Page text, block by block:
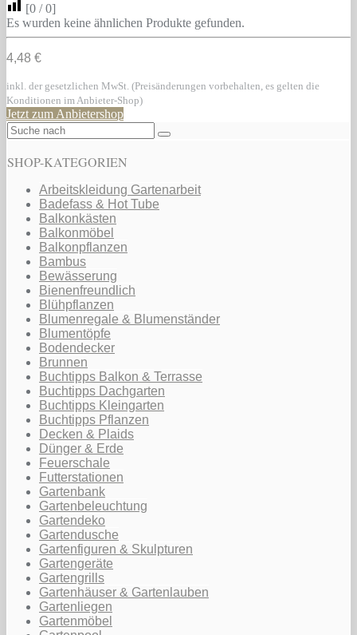
[0 /0]
Es wurden keine ähnlichen Produkte gefunden.
4,48 €
inkl. der gesetzlichen MwSt. (Preisänderungen vorbehalten, es gelten die
Konditionen im Anbieter-Shop)
Jetzt zum Anbietershop
SHOP-KATEGORIEN
Arbeitskleidung Gartenarbeit
Badefass & Hot Tube
Balkonkästen
Balkonmöbel
Balkonpflanzen
Bambus
Bewässerung
Bienenfreundlich
Blühpflanzen
Blumenregale & Blumenständer
Blumentöpfe
Bodendecker
Brunnen
Buchtipps Balkon & Terrasse
Buchtipps Dachgarten
Buchtipps Kleingarten
Buchtipps Pflanzen
Decken & Plaids
Dünger & Erde
Feuerschale
Futterstationen
Gartenbank
Gartenbeleuchtung
Gartendeko
Gartendusche
Gartenfiguren & Skulpturen
Gartengeräte
Gartengrills
Gartenhäuser & Gartenlauben
Gartenliegen
Gartenmöbel